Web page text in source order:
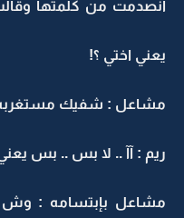
انصدمت من كلمتها
يعني اختي ؟!
مشاعل : شفيك
ريم : آآ .. لا بس .. بس
مشاعل بإبتسامه : وش